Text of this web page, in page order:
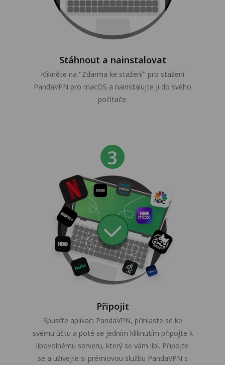
Stáhnout a nainstalovat
Klikněte na "Zdarma ke stažení" pro stažení
PandaVPN pro macOS a nainstalujte ji do svého
počítače.
Připojit
Spusťte aplikaci PandaVPN, přihlaste se ke
svému účtu a poté se jedním kliknutím připojte k
libovolnému serveru, který se vám líbí. Připojte
se a užívejte si prémiovou službu PandaVPN s